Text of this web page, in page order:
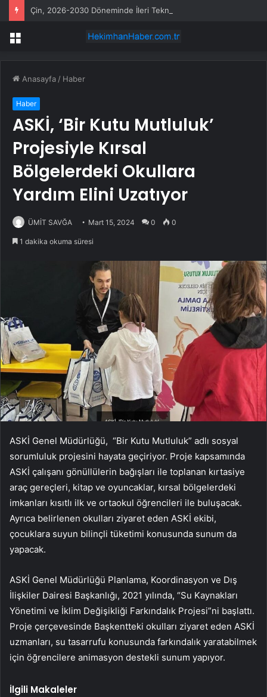
Menü
Anasayfa / Haber
Haber
ASKİ, ‘Bir Kutu Mutluluk’
Projesiyle Kırsal
Bölgelerdeki Okullara
Yardım Elini Uzatıyor
ÜMİT SAVĞA Mart 15, 2024 0 0
1 dakika okuma süresi
ASKİ Genel Müdürlüğü, “Bir Kutu Mutluluk” adlı sosyal
sorumluluk projesini hayata geçiriyor. Proje kapsamında
ASKİ çalışanı gönüllülerin bağışları ile toplanan kırtasiye
araç gereçleri, kitap ve oyuncaklar, kırsal bölgelerdeki
imkanları kısıtlı ilk ve ortaokul öğrencileri ile buluşacak.
Ayrıca belirlenen okulları ziyaret eden ASKİ ekibi,
çocuklara suyun bilinçli tüketimi konusunda sunum da
yapacak.
ASKİ Genel Müdürlüğü Planlama, Koordinasyon ve Dış
İlişkiler Dairesi Başkanlığı, 2021 yılında, “Su Kaynakları
Yönetimi ve İklim Değişikliği Farkındalık Projesi”ni başlattı.
Proje çerçevesinde Başkentteki okulları ziyaret eden ASKİ
uzmanları, su tasarrufu konusunda farkındalık yaratabilmek
için öğrencilere animasyon destekli sunum yapıyor.
İlgili Makaleler